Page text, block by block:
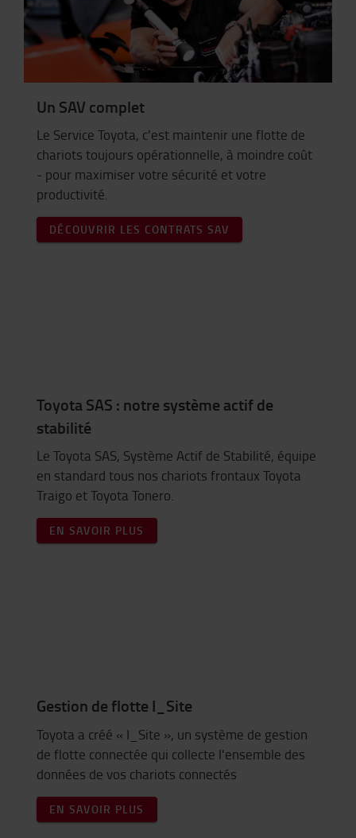
Un SAV complet
Le Service Toyota, c'est maintenir une flotte de
chariots toujours opérationnelle, à moindre coût
- pour maximiser votre sécurité et votre
productivité.
DÉCOUVRIR LES CONTRATS SAV
Toyota SAS : notre système actif de
stabilité
Le Toyota SAS, Système Actif de Stabilité, équipe
en standard tous nos chariots frontaux Toyota
Traigo et Toyota Tonero.
EN SAVOIR PLUS
Gestion de flotte I_Site
Toyota a créé « I_Site », un système de gestion
de flotte connectée qui collecte l'ensemble des
données de vos chariots connectés
EN SAVOIR PLUS